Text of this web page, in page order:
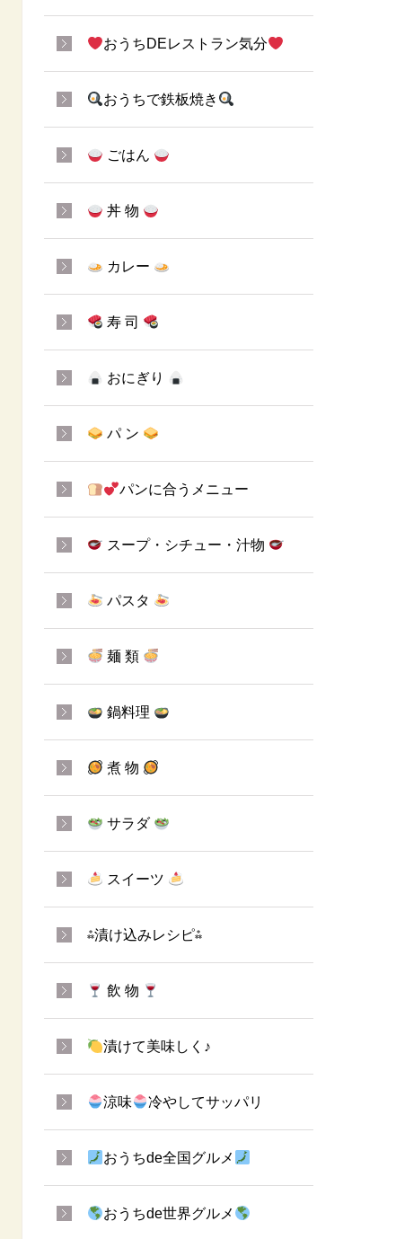
おうちDEレストラン気分
おうちで鉄板焼き
ごはん
丼 物
カレー
寿 司
おにぎり
パ ン
パンに合うメニュー
スープ・シチュー・汁物
パスタ
麺 類
鍋料理
煮 物
サラダ
スイーツ
⁂漬け込みレシピ⁂
飲 物
漬けて美味しく♪
涼味 冷やしてサッパリ
おうちde全国グルメ
おうちde世界グルメ